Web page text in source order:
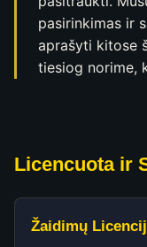
pasirinkimas ir
aprašyti kitose
tiesiog norime,
Licencuota ir
Žaidimų